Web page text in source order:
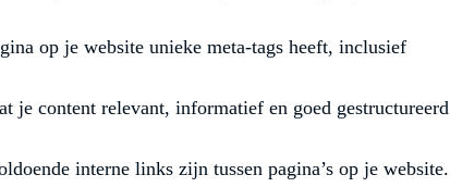
op je website unieke meta-tags heeft, inclusief
je content relevant, informatief en goed gestructureerd
interne links zijn tussen pagina’s op je website.